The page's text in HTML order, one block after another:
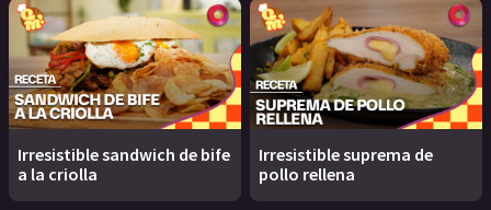
Irresistible sandwich de bife
a la criolla
Irresistible suprema de
pollo rellena